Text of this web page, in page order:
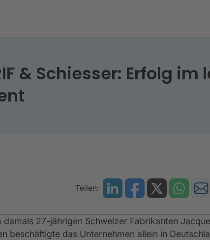
& Schiesser: Erfolg
Teilen:
damals 27-jährigen Schweizer Fabrikanten
beschäftigte das Unternehmen allein in